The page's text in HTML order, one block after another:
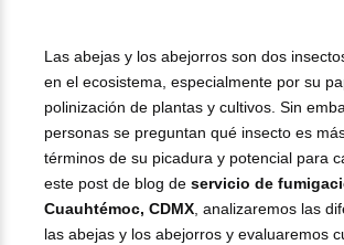
Las abejas y los abejorros son dos
en el ecosistema, especialmente por su
polinización de plantas y cultivos. Sin
personas se preguntan qué insecto es
términos de su picadura y potencial para
este post de blog de servicio de
Cuauhtémoc, CDMX , analizaremos las
las abejas y los abejorros y evaluaremos